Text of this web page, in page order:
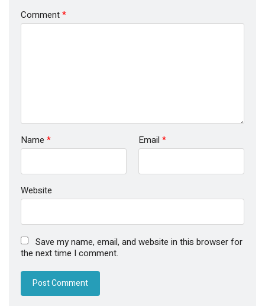
Comment*
Name * Email *
Website
Save my name, email, and website in this browser for
the next time I comment.